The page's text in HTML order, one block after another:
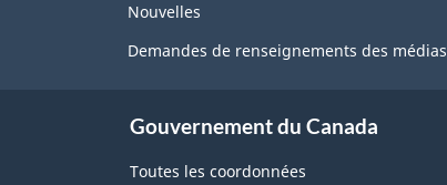
Nouvelles
Demandes de renseignements des médias
Gouvernement du Canada
Toutes les coordonnées